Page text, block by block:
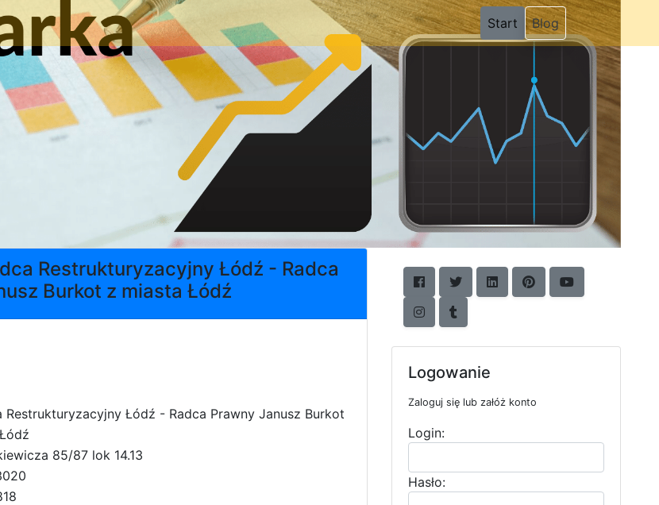
Start (current)
Blog
Restrukturyzacyjny Łódź - Radca
Burkot z miasta Łódź
Restrukturyzacyjny Łódź - Radca Prawny Janusz Burkot
85/87 lok 14.13
Logowanie
Zaloguj się lub załóż konto
Login:
Hasło: